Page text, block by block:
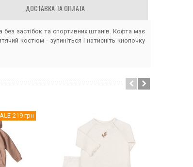
ДОСТАВКА ТА ОПЛАТА
застібок та спортивних штанів. Кофта має
костюм - зупиніться і натисніть кнопочку
-219 грн